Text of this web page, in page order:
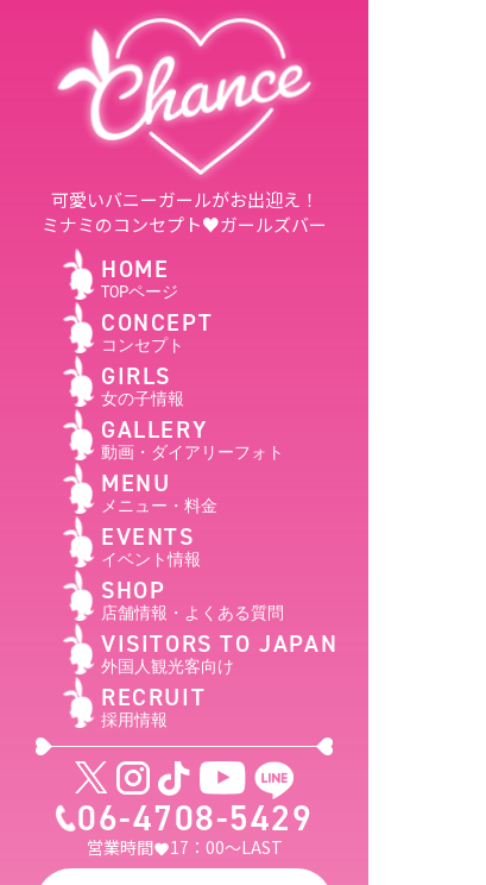
可愛いバニーガールがお出迎え！
ミナミのコンセプト♥ガールズバー
HOME
TOPページ
CONCEPT
コンセプト
GIRLS
女の子情報
GALLERY
動画・ダイアリーフォト
MENU
メニュー・料金
EVENTS
イベント情報
SHOP
店舗情報・よくある質問
VISITORS TO JAPAN
外国人観光客向け
RECRUIT
採用情報
06-4708-5429
営業時間 17：00～LAST